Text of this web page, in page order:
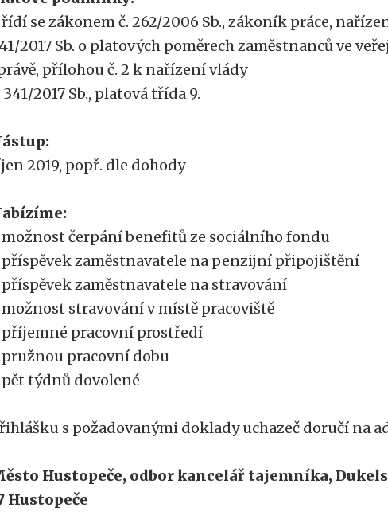
se zákonem č. 262/2006 Sb., zákoník práce,
2017 Sb. o platových poměrech zaměstnanců ve
přílohou č. 2 k nařízení vlády
341/2017 Sb., platová třída 9.
2019, popř. dle dohody
čerpání benefitů ze sociálního fondu
zaměstnavatele na penzijní připojištění
zaměstnavatele na stravování
stravování v místě pracoviště
pracovní prostředí
pracovní dobu
týdnů dovolené
s požadovanými doklady uchazeč doručí na
Hustopeče, odbor kancelář tajemníka,
Hustopeče